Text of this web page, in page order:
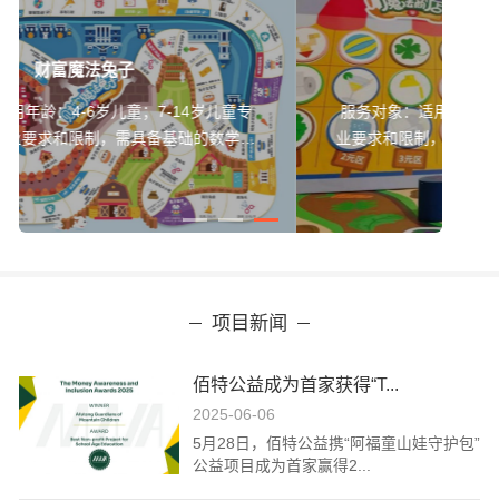
魔法小兔
服务对象：适用年龄：4-6岁儿童专业背景：无专
业要求和限制，需具备基础的数学计算能力主要内
容：360° 全场景游戏体验，以帮助兔子重建家园
为主线，需要在游戏中收集兔子安全生活所需要的
物资。核心目标：学习储蓄、消费、借贷、保险基
长：1-1.5小时人数：1-50人；3-5人一组，可以孩
地均可，需操作台
项目新闻
佰特公益成为首家获得“T...
2025-06-06
5月28日，佰特公益携“阿福童山娃守护包”
公益项目成为首家赢得2...